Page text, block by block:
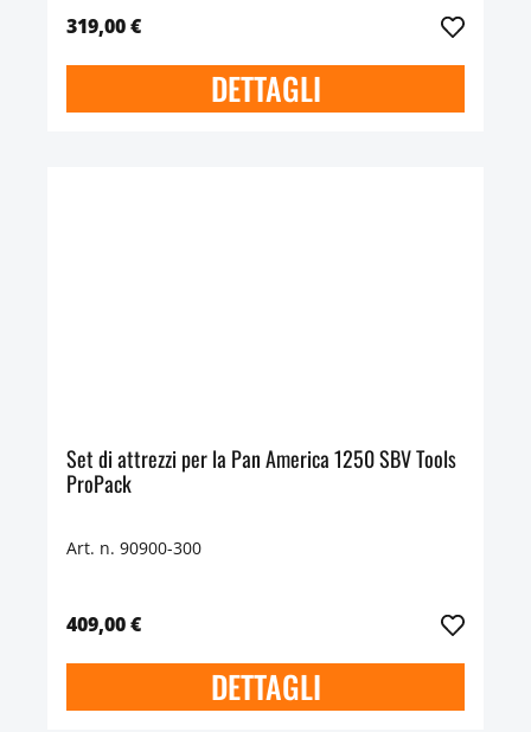
319,00 €
DETTAGLI
Set di attrezzi per la Pan America 1250 SBV Tools
ProPack
Art. n. 90900-300
409,00 €
DETTAGLI